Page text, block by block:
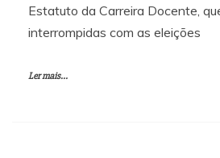
Estatuto da Carreira Docente,
interrompidas com as eleições
Ler mais...